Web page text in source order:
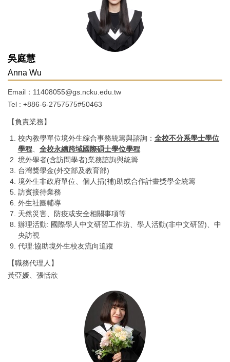
吳庭慧
Anna Wu
Email：11408055@gs.ncku.edu.tw
Tel : +886-6-2757575#50463
【負責業務】
校內教學單位境外生綜合事務統籌與諮詢： 全校不分系學士學位
學程、 全校永續跨域國際碩士學位學程
境外學者(含訪問學者)業務諮詢與統籌
台灣獎學金(外交部及教育部)
境外生非政府單位、個人捐(補)助或合作計畫獎學金統籌
訪賓接待業務
外生社團輔導
天然災害、防疫或安全相關事項等
辦理活動: 國際學人中文研習工作坊、學人活動(非中文研習)、中
央訪視
代理:協助境外生校友流向追蹤
【職務代理人】
黃亞媛、張恬欣